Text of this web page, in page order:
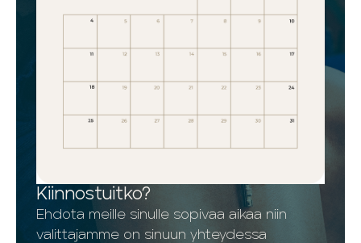
Kiinnostuitko?
Ehdota meille sinulle sopivaa aikaa niin
valittajamme on sinuun yhteydessa